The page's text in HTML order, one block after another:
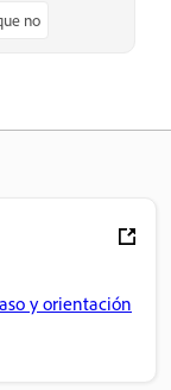
no
y orientación